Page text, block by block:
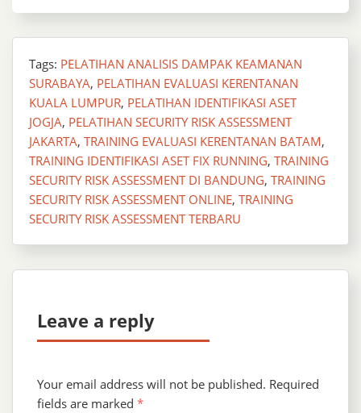
Tags: PELATIHAN ANALISIS DAMPAK KEAMANAN
SURABAYA, PELATIHAN EVALUASI KERENTANAN
KUALA LUMPUR, PELATIHAN IDENTIFIKASI ASET
JOGJA, PELATIHAN SECURITY RISK ASSESSMENT
JAKARTA, TRAINING EVALUASI KERENTANAN BATAM,
TRAINING IDENTIFIKASI ASET FIX RUNNING, TRAINING
SECURITY RISK ASSESSMENT DI BANDUNG, TRAINING
SECURITY RISK ASSESSMENT ONLINE, TRAINING
SECURITY RISK ASSESSMENT TERBARU
Leave a reply
Your email address will not be published. Required
fields are marked *